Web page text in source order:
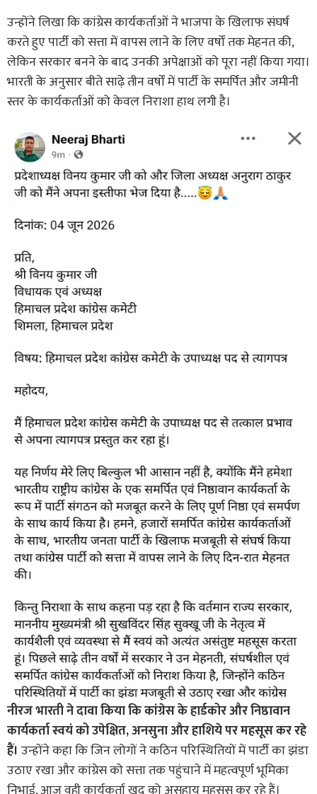
उन्होंने लिखा कि कांग्रेस कार्यकर्ताओं ने भाजपा के खिलाफ संघर्ष
करते हुए पार्टी को सत्ता में वापस लाने के लिए वर्षों तक मेहनत की,
लेकिन सरकार बनने के बाद उनकी अपेक्षाओं को पूरा नहीं किया गया।
भारती के अनुसार बीते साढ़े तीन वर्षों में पार्टी के समर्पित और जमीनी
स्तर के कार्यकर्ताओं को केवल निराशा हाथ लगी है।
नीरज भारती ने दावा किया कि कांग्रेस के हार्डकोर और निष्ठावान
कार्यकर्ता स्वयं को उपेक्षित, अनसुना और हाशिये पर महसूस कर रहे
हैं। उन्होंने कहा कि जिन लोगों ने कठिन परिस्थितियों में पार्टी का झंडा
उठाए रखा और कांग्रेस को सत्ता तक पहुंचाने में महत्वपूर्ण भूमिका